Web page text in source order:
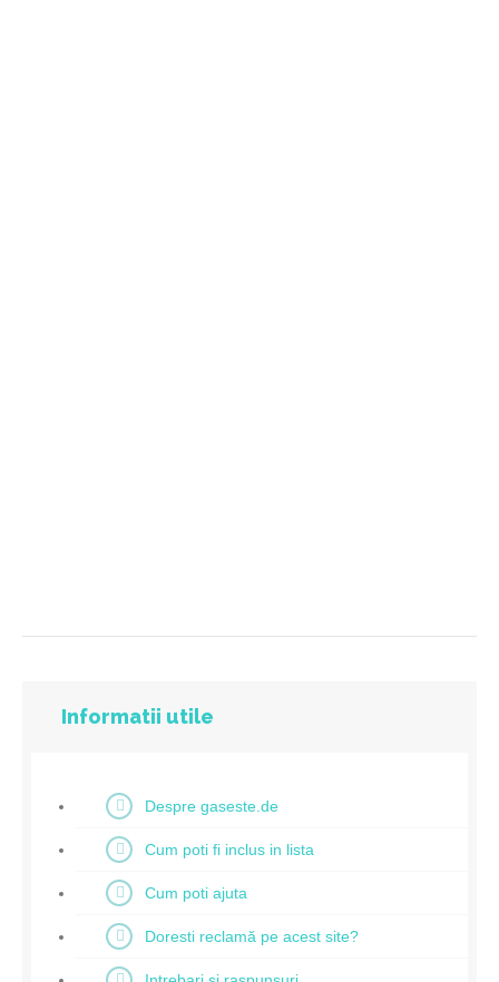
Informatii utile
Despre gaseste.de
Cum poti fi inclus in lista
Cum poti ajuta
Doresti reclamă pe acest site?